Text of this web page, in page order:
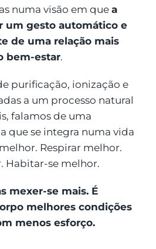
numa visão em que a
um gesto automático e
de uma relação mais
bem-estar.
purificação, ionização e
a um processo natural
falamos de uma
que se integra numa vida
Respirar melhor.
Habitar-se melhor.
mexer-se mais. É
melhores condições
menos esforço.